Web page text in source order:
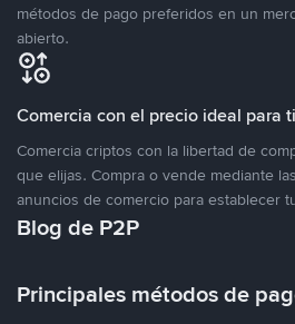
métodos de pago preferidos en un
abierto.
Comercia con el precio ideal para ti
Comercia criptos con la libertad de
que elijas. Compra o vende mediante
anuncios de comercio para establecer
Blog de P2P
Principales métodos de